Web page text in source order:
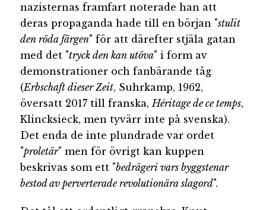
nazisternas framfart noterade han att
deras propaganda hade till en början "stulit
den röda färgen" för att därefter stjäla gatan
med det "tryck den kan utöva" i form av
demonstrationer och fanbärande tåg
(Erbschaft dieser Zeit, Suhrkamp, 1962,
översatt 2017 till franska, Héritage de ce temps,
Klincksieck, men tyvärr inte på svenska).
Det enda de inte plundrade var ordet
"proletär" men för övrigt kan kuppen
beskrivas som ett "bedrägeri vars byggstenar
bestod av perverterade revolutionära slagord".